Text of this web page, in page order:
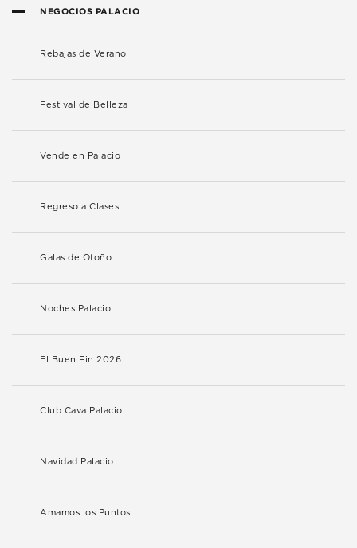
NEGOCIOS PALACIO
Rebajas de Verano
Festival de Belleza
Vende en Palacio
Regreso a Clases
Galas de Otoño
Noches Palacio
El Buen Fin 2026
Club Cava Palacio
Navidad Palacio
Amamos los Puntos